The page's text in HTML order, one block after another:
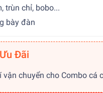
trùn chỉ, bobo...
bày đàn
Đãi
vận chuyển cho Combo cá